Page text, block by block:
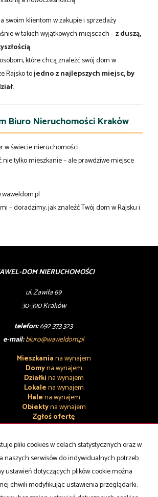
swoim klientom w zakupie i sprzedaży
w takich wyjątkowych miejscach –z duszą,
.
które chcą znaleźć swój dom w
Rajsko tojedno z najlepszych miejsc, by
.
Biuro Nieruchomości Kraków
w świecie nieruchomości.
tylko mieszkanie – ale prawdziwe miejsce
– doradzimy, jak znaleźć Twój dom w Rajsku i
DOM NIERUCHOMOŚCI
ul. Zawiła 69
30-390 Kraków
telefon:692 373 323
e-mail:biuro@waweldom.pl
Mieszkaniana wynajem
Domyna wynajem
Działkina wynajem
Lokalena wynajem
Halena wynajem
Obiektyna wynajem
Zgłoś ofertę
Domyna sprzedaż
Działki na sprzedaż
Lokalena sprzedaż
Halena sprzedaż
Obiektyna sprzedaż
Polityka prywatności
pliki cookies w celach statystycznych oraz w
naszych serwisów do indywidualnych potrzeb
ustawień dotyczących plików cookie można
chwili modyfikując ustawienia przeglądarki.